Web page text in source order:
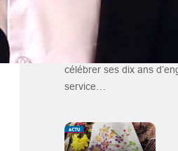
Marseille Solutions :
carte qui redécouvre la
innovation sociale
« Marseille, à jamais
célébrer ses dix ans
service…